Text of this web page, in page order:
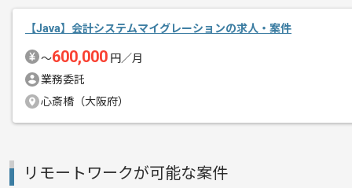
【Java】会計システムマイグレーションの求人・案件
〜600,000 円／月
業務委託
心斎橋（大阪府）
リモートワークが可能な案件